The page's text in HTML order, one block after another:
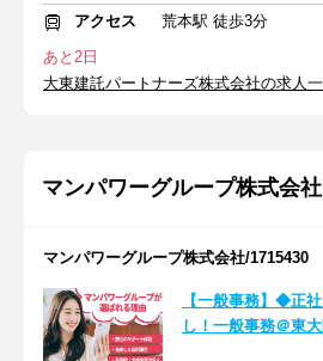
アクセス
荒本駅 徒歩3分
あと2日
大東建託パートナーズ株式会社の求人
マンパワーグループ株式会社
マンパワーグループ株式会社/1715430
【一般事務】◆正
し！一般事務＠東